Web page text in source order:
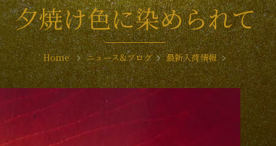
夕焼け色に染められて
Home ニュース&ブログ 最新入荷情報